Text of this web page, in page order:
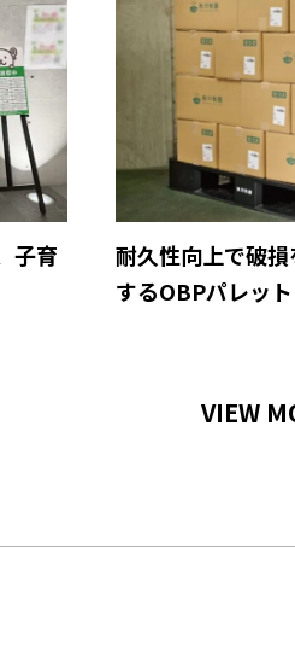
子育
耐久性向上で破
するOBPパレット
VIEW